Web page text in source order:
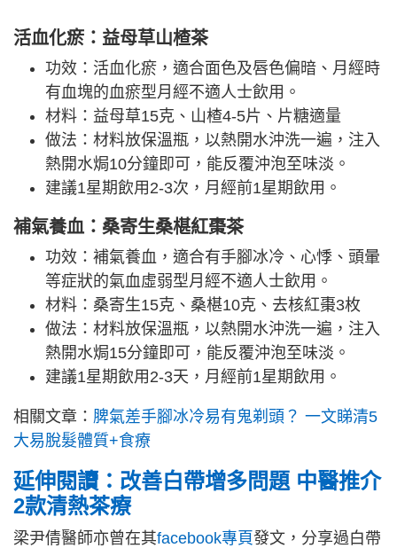
活血化瘀：益母草山楂茶
功效：活血化瘀，適合面色及唇色偏暗、月經時
有血塊的血瘀型月經不適人士飲用。
材料：益母草15克、山楂4-5片、片糖適量
做法：材料放保溫瓶，以熱開水沖洗一遍，注入
熱開水焗10分鐘即可，能反覆沖泡至味淡。
建議1星期飲用2-3次，月經前1星期飲用。
補氣養血：桑寄生桑椹紅棗茶
功效：補氣養血，適合有手腳冰冷、心悸、頭暈
等症狀的氣血虛弱型月經不適人士飲用。
材料：桑寄生15克、桑椹10克、去核紅棗3枚
做法：材料放保溫瓶，以熱開水沖洗一遍，注入
熱開水焗15分鐘即可，能反覆沖泡至味淡。
建議1星期飲用2-3天，月經前1星期飲用。
相關文章： 脾氣差手腳冰冷易有鬼剃頭？ 一文睇清5
大易脫髮體質+食療
延伸閱讀： 改善白帶增多問題 中醫推介
2款清熱茶療
梁尹倩醫師亦曾在其facebook專頁發文，分享過白帶